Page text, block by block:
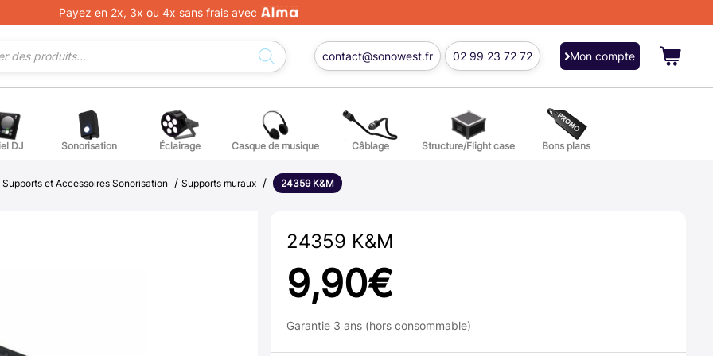
Payez en 2x, 3x ou 4x sans frais avec
contact@sonowest.fr 02 99 23 72 72 Mon compte
voix Percussions
DJ
DJ
Sonorisation Éclairage Casque de musique Câblage Structure/Flight case Bons plans
Supports et Accessoires Sonorisation / Supports muraux / 24359 K&M
24359 K&M
9,90€
Garantie 3 ans (hors consommable)